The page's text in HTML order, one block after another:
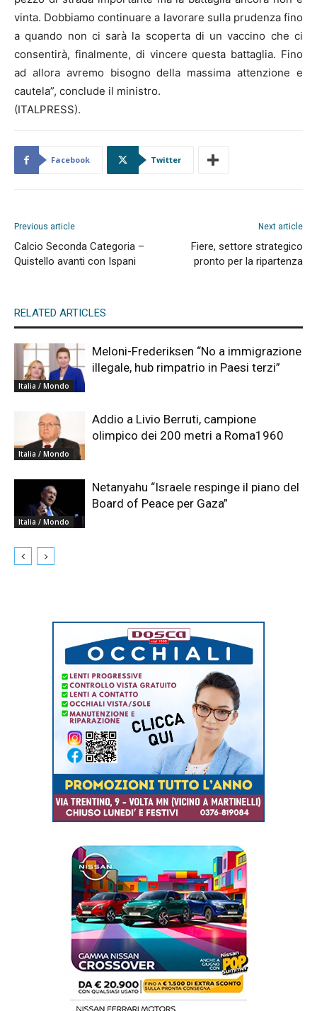
vinta. Dobbiamo continuare a lavorare sulla prudenza fino
a quando non ci sarà la scoperta di un vaccino che ci
consentirà, finalmente, di vincere questa battaglia. Fino
ad allora avremo bisogno della massima attenzione e
cautela”, conclude il ministro.
(ITALPRESS).
Facebook Twitter
Previous article
Calcio Seconda Categoria –
Quistello avanti con Ispani
Next article
Fiere, settore strategico
pronto per la ripartenza
RELATED ARTICLES
Italia / Mondo
Meloni-Frederiksen “No a immigrazione
illegale, hub rimpatrio in Paesi terzi”
Italia / Mondo
Addio a Livio Berruti, campione
olimpico dei 200 metri a Roma1960
Italia / Mondo
Netanyahu “Israele respinge il piano del
Board of Peace per Gaza”